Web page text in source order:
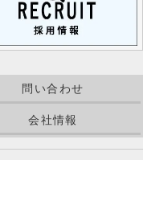
問い合わせ
会社情報